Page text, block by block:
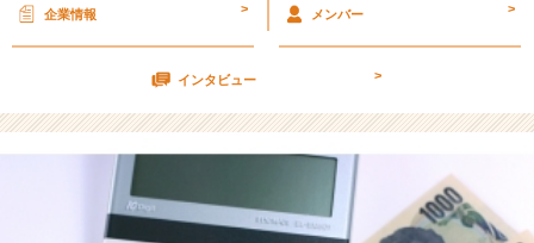
ィ
テ
ー
の
イ
ム
企業情報 > メンバー >
インタビュー >